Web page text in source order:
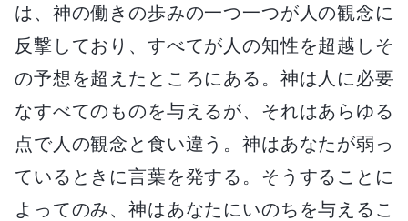
は、神の働きの歩みの一つ一つが人の観念に
反撃しており、すべてが人の知性を超越しそ
の予想を超えたところにある。神は人に必要
なすべてのものを与えるが、それはあらゆる
点で人の観念と食い違う。神はあなたが弱っ
ているときに言葉を発する。そうすることに
よってのみ、神はあなたにいのちを与えるこ